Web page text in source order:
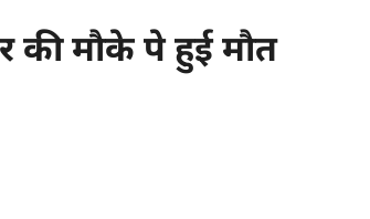
की मौके पे हुई मौत